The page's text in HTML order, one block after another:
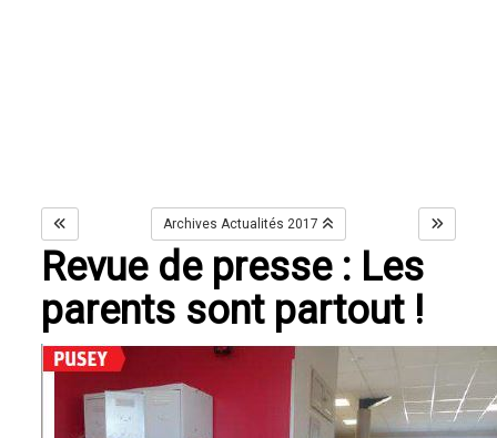
Archives Actualités 2017
Revue de presse : Les
parents sont partout !